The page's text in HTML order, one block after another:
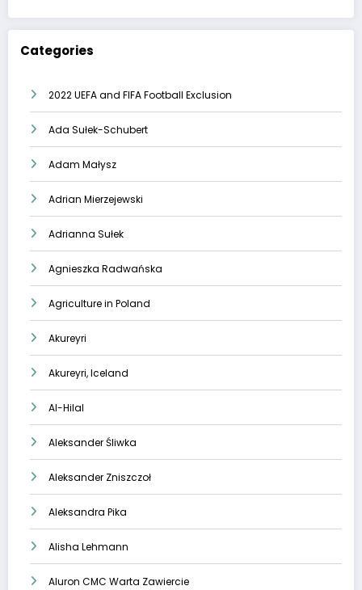
Categories
2022 UEFA and FIFA Football Exclusion
Ada Sułek-Schubert
Adam Małysz
Adrian Mierzejewski
Adrianna Sułek
Agnieszka Radwańska
Agriculture in Poland
Akureyri
Akureyri, Iceland
Al-Hilal
Aleksander Śliwka
Aleksander Zniszczoł
Aleksandra Pika
Alisha Lehmann
Aluron CMC Warta Zawiercie